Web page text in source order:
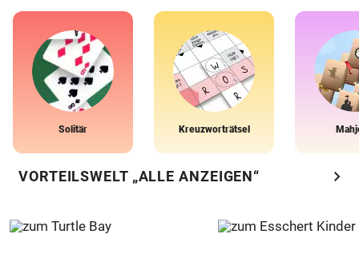
Solitär Kreuzworträtsel
VORTEILSWELT „ALLE ANZEIGEN“ chevron_right